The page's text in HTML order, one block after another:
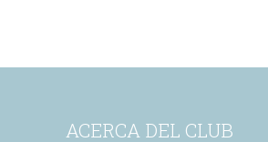
ACERCA DEL CLUB